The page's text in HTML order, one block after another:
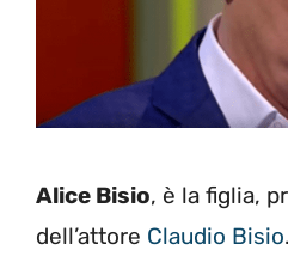
Alice Bisio, è la figlia,
dell’attore Claudio Bisio.